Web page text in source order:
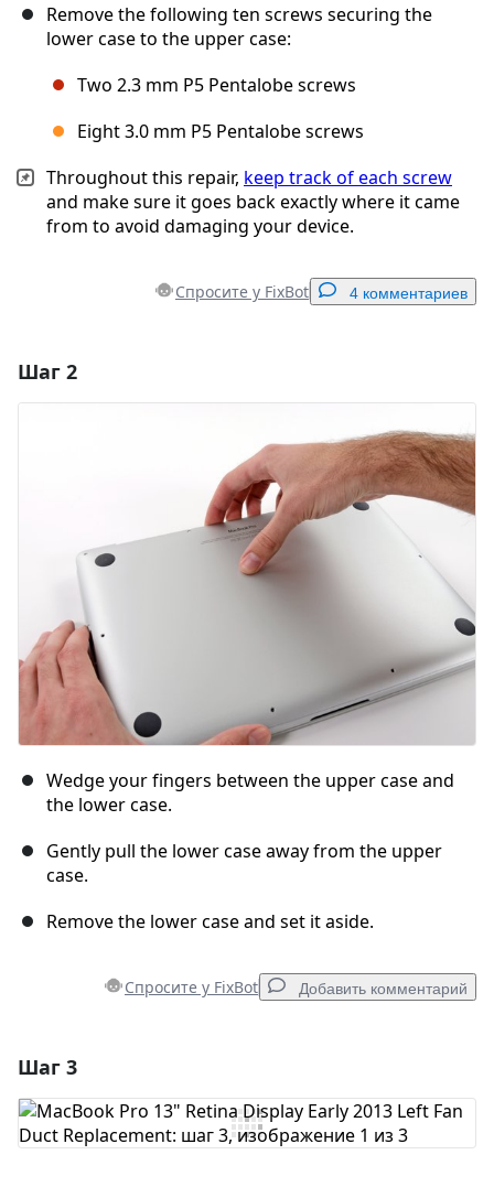
Remove the following ten screws securing the
lower case to the upper case:
Two 2.3 mm P5 Pentalobe screws
Eight 3.0 mm P5 Pentalobe screws
Throughout this repair, keep track of each screw
and make sure it goes back exactly where it came
from to avoid damaging your device.
Спросите у FixBot 4 комментариев
Отмена Оставить комментарий
Шаг 2
Wedge your fingers between the upper case and
the lower case.
Gently pull the lower case away from the upper
case.
Remove the lower case and set it aside.
Спросите у FixBot Добавить комментарий
Добавить комментарий
Шаг 3